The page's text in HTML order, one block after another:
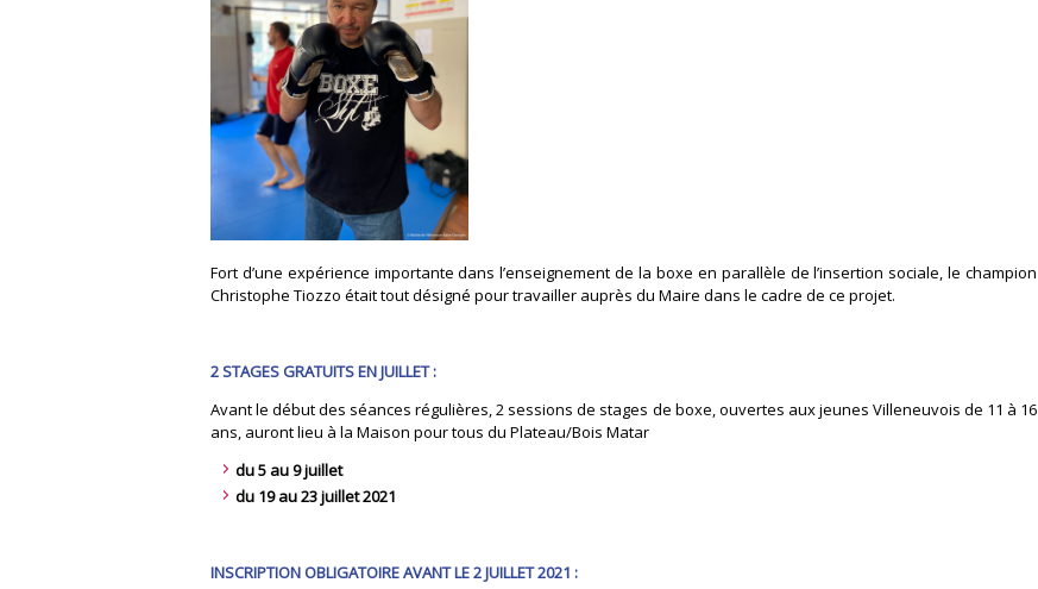
Fort d’une expérience importante dans l’enseignement de la boxe en parallèle de l’insertion sociale, le champion
Christophe Tiozzo était tout désigné pour travailler auprès du Maire dans le cadre de ce projet.
2 STAGES GRATUITS EN JUILLET :
Avant le début des séances régulières, 2 sessions de stages de boxe, ouvertes aux jeunes Villeneuvois de 11 à 16
ans, auront lieu à la Maison pour tous du Plateau/Bois Matar
du 5 au 9 juillet
du 19 au 23 juillet 2021
INSCRIPTION OBLIGATOIRE AVANT LE 2 JUILLET 2021 :